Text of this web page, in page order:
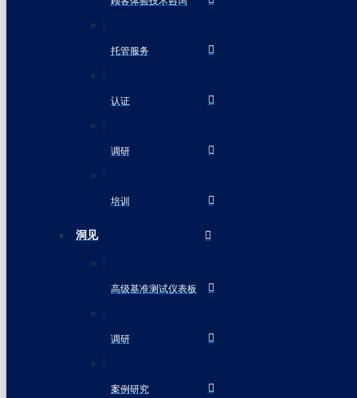
托管服务
认证
调研
培训
洞见
高级基准测试仪表板
调研
案例研究